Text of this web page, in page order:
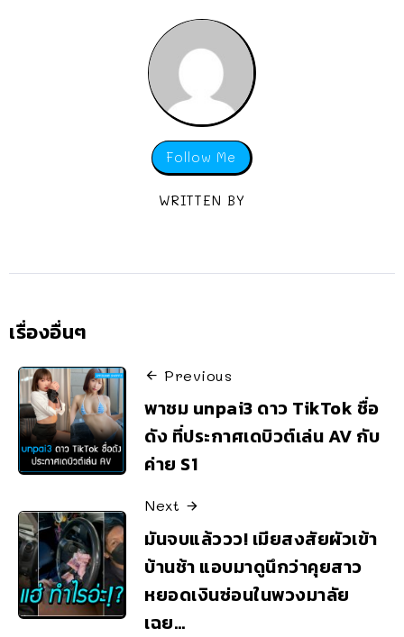
Follow Me
WRITTEN BY
เรื่องอื่นๆ
Previous
พาชม unpai3 ดาว TikTok ชื่อ
ดัง ที่ประกาศเดบิวต์เล่น AV กับ
ค่าย S1
Next
มันจบแล้ววว! เมียสงสัยผัวเข้า
บ้านช้า แอบมาดูนึกว่าคุยสาว
หยอดเงินซ่อนในพวงมาลัย
เฉย…